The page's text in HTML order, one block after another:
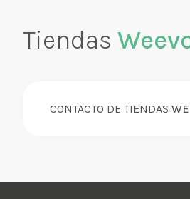
Tiendas
CONTACTO DE TIENDAS